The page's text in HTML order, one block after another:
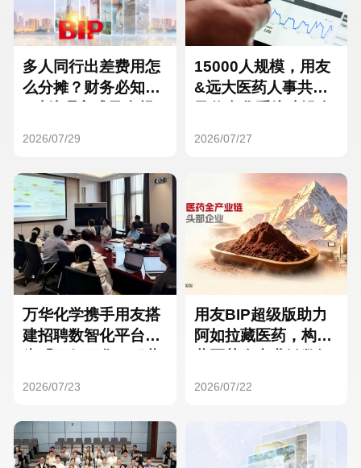
Hungary Mexico
Hong Kong Macau
多人同行出差费用怎
么分摊？财务必知的
2026/07/29
15000人规模，用友
&远大医药人事共享
2026/07/27
万华化学携手用友搭
建招聘数智化平台，
2026/07/23
用友BIP超级版助力
阿如拉藏医药，构建
2026/07/22